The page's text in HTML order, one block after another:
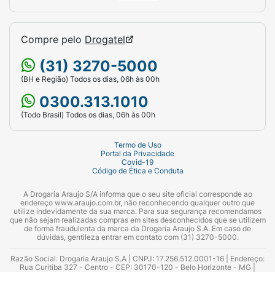
Compre pelo Drogatel
(31) 3270-5000
(BH e Região) Todos os dias, 06h às 00h
0300.313.1010
(Todo Brasil) Todos os dias, 06h às 00h
Termo de Uso
Portal da Privacidade
Covid-19
Código de Ética e Conduta
A Drogaria Araujo S/A informa que o seu site oficial corresponde ao
endereço www.araujo.com.br, não reconhecendo qualquer outro que
utilize indevidamente da sua marca. Para sua segurança recomendamos
que não sejam realizadas compras em sites desconhecidos que se utilizem
de forma fraudulenta da marca da Drogaria Araujo S.A. Em caso de
dúvidas, gentileza entrar em contato com (31) 3270-5000.
Razão Social: Drogaria Araujo S.A | CNPJ: 17.256.512.0001-16 | Endereço:
Rua Curitiba 327 - Centro - CEP: 30170-120 - Belo Horizonte - MG |